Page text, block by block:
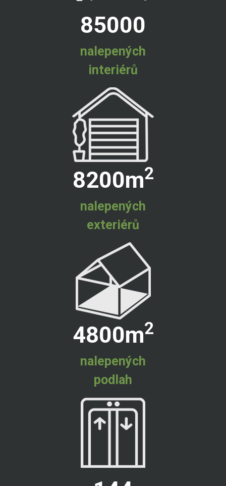
85000
nalepených
interiérů
8200m2
nalepených
exteriérů
4800m2
nalepených
podlah